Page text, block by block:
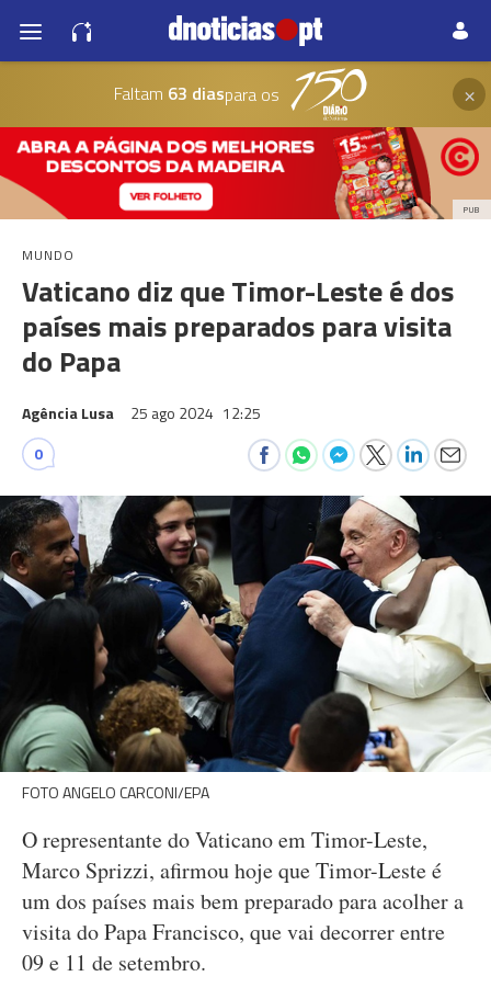
Faltam 63 diaspara os ×
PUB
MUNDO
Vaticano diz que Timor-Leste é dos
países mais preparados para visita
do Papa
Agência Lusa 25 ago 2024 12:25
0
FOTO ANGELO CARCONI/EPA
O representante do Vaticano em Timor-Leste,
Marco Sprizzi, afirmou hoje que Timor-Leste é
um dos países mais bem preparado para acolher a
visita do Papa Francisco, que vai decorrer entre
09 e 11 de setembro.